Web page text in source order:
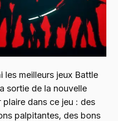
les meilleurs jeux Battle
sortie de la nouvelle
dans ce jeu : des
palpitantes, des bons